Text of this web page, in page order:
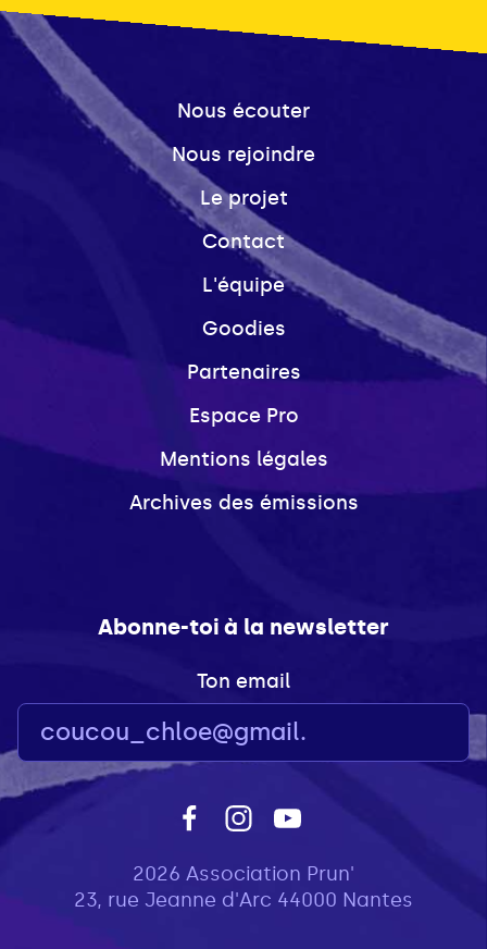
Nous écouter
Nous rejoindre
Le projet
Contact
L'équipe
Goodies
Partenaires
Espace Pro
Mentions légales
Archives des émissions
Abonne-toi à la newsletter
Ton email
2026 Association Prun'
23, rue Jeanne d'Arc 44000 Nantes